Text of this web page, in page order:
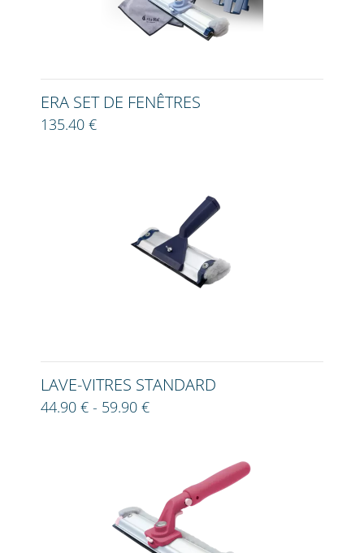
ERA SET DE FENÊTRES
135.40 €
LAVE-VITRES STANDARD
44.90 € - 59.90 €